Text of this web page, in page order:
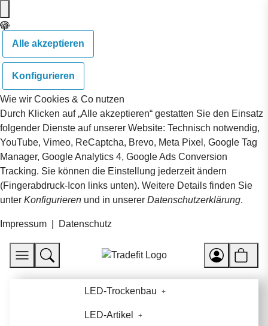
Alle akzeptieren
Konfigurieren
Wie wir Cookies & Co nutzen
Durch Klicken auf „Alle akzeptieren“ gestatten Sie den Einsatz
folgender Dienste auf unserer Website: Technisch notwendig,
YouTube, Vimeo, ReCaptcha, Brevo, Meta Pixel, Google Tag
Manager, Google Analytics 4, Google Ads Conversion
Tracking. Sie können die Einstellung jederzeit ändern
(Fingerabdruck-Icon links unten). Weitere Details finden Sie
unter Konfigurieren und in unserer Datenschutzerklärung.
Impressum Datenschutz
LED-Trockenbau
LED-Artikel